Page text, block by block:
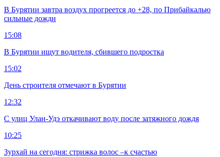
В Бурятии завтра воздух прогреется до +28, по Прибайкалью
сильные дожди
15:08
В Бурятии ищут водителя, сбившего подростка
15:02
День строителя отмечают в Бурятии
12:32
С улиц Улан-Удэ откачивают воду после затяжного дождя
10:25
Зурхай на сегодня: стрижка волос –к счастью